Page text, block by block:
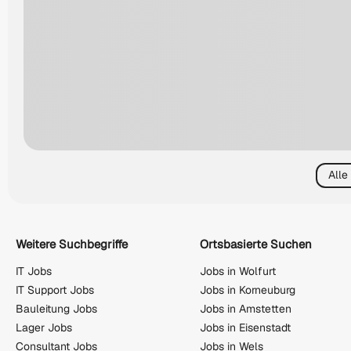
Alle
Weitere Suchbegriffe
IT Jobs
IT Support Jobs
Bauleitung Jobs
Lager Jobs
Consultant Jobs
Ortsbasierte Suchen
Jobs in Wolfurt
Jobs in Korneuburg
Jobs in Amstetten
Jobs in Eisenstadt
Jobs in Wels